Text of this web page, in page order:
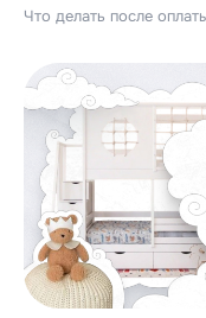
Что делать после